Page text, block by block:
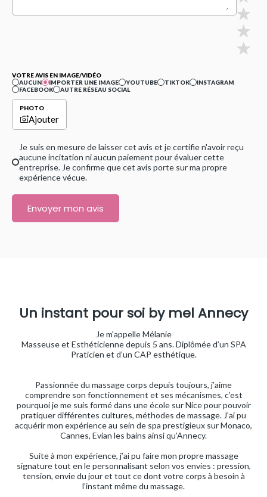
VOTRE AVIS EN IMAGE/VIDÉO
AUCUN
IMPORTER UNE IMAGE YOUTUBE TIKTOK
INSTAGRAM
FACEBOOK
AUTRE RÉSEAU SOCIAL
PHOTO
Ajouter
Je suis en mesure de laisser cet avis et je certifie n'avoir reçu
aucune incitation ni aucun paiement pour évaluer cette
entreprise. Je confirme que cet avis porte sur ma propre
expérience vécue.
Envoyer mon avis
Un instant pour soi by mel Annecy
Je m'appelle Mélanie
Masseuse et Esthéticienne depuis 5 ans. Diplômée d’un SPA
Praticien et d’un CAP esthétique.
Passionnée du massage corps depuis toujours, j’aime
comprendre son fonctionnement et ses mécanismes, c’est
pourquoi je me suis formé dans une école sur Nice pour pouvoir
pratiquer différentes cultures, méthodes de massage. J’ai pu
acquérir mon expérience au sein de spa prestigieux sur Monaco,
Cannes, Evian les bains ainsi qu’Annecy.
Suite à mon expérience, j’ai pu faire mon propre massage
signature tout en le personnalisant selon vos envies : pression,
tension, envie du jour et tout ce dont votre corps à besoin à
l’instant même du massage.